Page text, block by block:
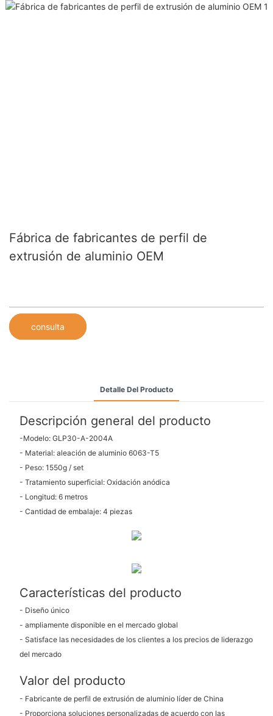
Fábrica de fabricantes de perfil de
extrusión de aluminio OEM
consulta
Detalle Del Producto
Descripción general del producto
-Modelo: GLP30-A-2004A
- Material: aleación de aluminio 6063-T5
- Peso: 1550g / set
- Tratamiento superficial: Oxidación anódica
- Longitud: 6 metros
- Cantidad de embalaje: 4 piezas
Características del producto
- Diseño único
- ampliamente disponible en el mercado global
- Satisface las necesidades de los clientes a los precios de liderazgo
del mercado
Valor del producto
- Fabricante de perfil de extrusión de aluminio líder de China
- Proporciona soluciones personalizadas de acuerdo con las